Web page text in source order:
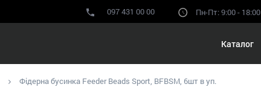
097 431 00 00 Пн-Пт: 9:00 - 18:00
Каталог
Фідерна бусинка Feeder Beads Sport, BFBSM, 6шт в уп.